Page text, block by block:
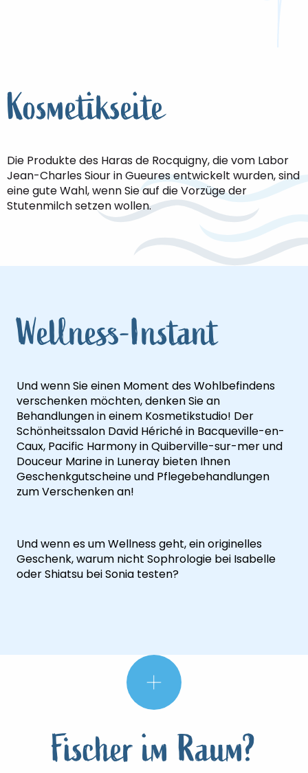
Kosmetikseite
Die Produkte des Haras de Rocquigny, die vom Labor
Jean-Charles Siour in Gueures entwickelt wurden, sind
eine gute Wahl, wenn Sie auf die Vorzüge der
Stutenmilch setzen wollen.
Wellness-Instant
Und wenn Sie einen Moment des Wohlbefindens
verschenken möchten, denken Sie an
Behandlungen in einem Kosmetikstudio! Der
Schönheitssalon David Hériché in Bacqueville-en-
Caux, Pacific Harmony in Quiberville-sur-mer und
Douceur Marine in Luneray bieten Ihnen
Geschenkgutscheine und Pflegebehandlungen
zum Verschenken an!
Und wenn es um Wellness geht, ein originelles
Geschenk, warum nicht Sophrologie bei Isabelle
oder Shiatsu bei Sonia testen?
Fischer im Raum?